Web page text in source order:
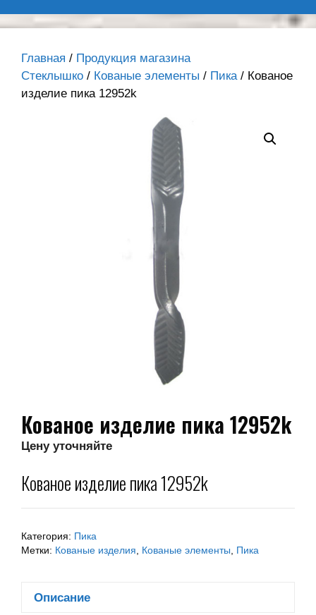
Главная / Продукция магазина
Стеклышко / Кованые элементы / Пика / Кованое
изделие пика 12952k
Кованое изделие пика 12952k
Цену уточняйте
Кованое изделие пика 12952k
Категория: Пика
Метки: Кованые изделия, Кованые элементы, Пика
Описание